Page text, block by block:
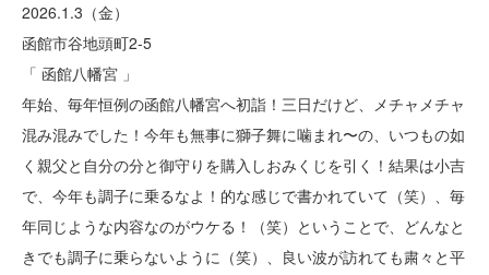
2026.1.3（金）
函館市谷地頭町2-5
「 函館八幡宮 」
年始、毎年恒例の函館八幡宮へ初詣！三日だけど、メチャメチャ
混み混みでした！今年も無事に獅子舞に噛まれ〜の、いつもの如
く親父と自分の分と御守りを購入しおみくじを引く！結果は小吉
で、今年も調子に乗るなよ！的な感じで書かれていて（笑）、毎
年同じような内容なのがウケる！（笑）ということで、どんなと
きでも調子に乗らないように（笑）、良い波が訪れても粛々と平